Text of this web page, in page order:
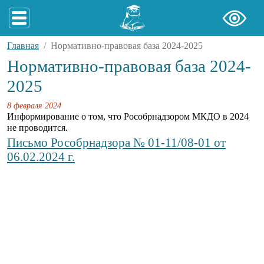
Главная Нормативно-правовая база 2024-2025
Нормативно-правовая база 2024-
2025
8 февраля 2024
Информирование о том, что Рособрнадзором МКДО в 2024
не проводится.
Письмо Рособрнадзора № 01-11/08-01 от
06.02.2024 г.